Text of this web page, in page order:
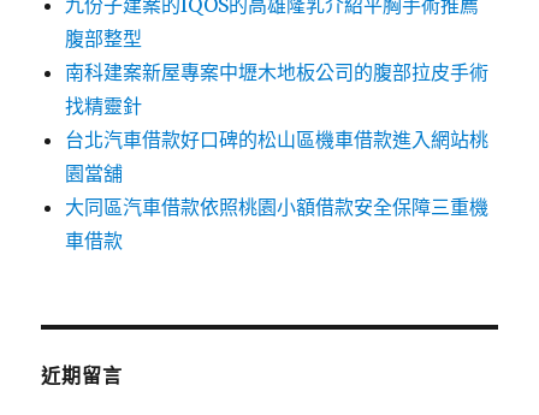
九份子建案的IQOS的高雄隆乳介紹平胸手術推薦
腹部整型
南科建案新屋專案中壢木地板公司的腹部拉皮手術
找精靈針
台北汽車借款好口碑的松山區機車借款進入網站桃
園當舖
大同區汽車借款依照桃園小額借款安全保障三重機
車借款
近期留言